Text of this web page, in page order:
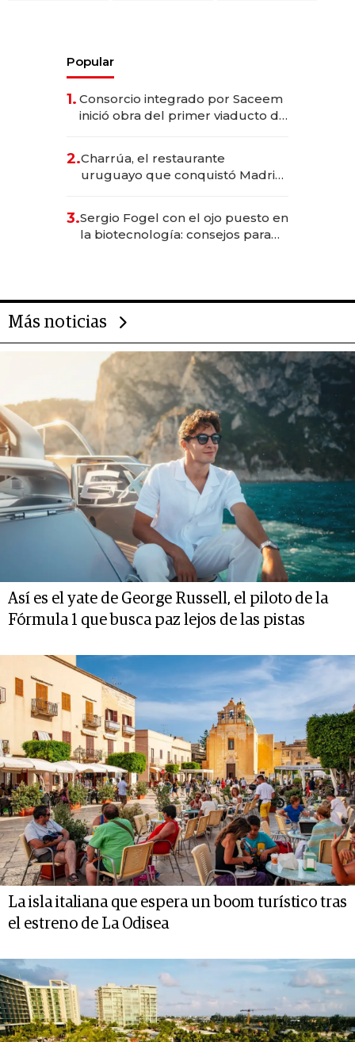
Popular
1. Consorcio integrado por Saceem
inició obra del primer viaducto de
millones
2.Charrúa, el restaurante
uruguayo que conquistó Madrid:
anticipación y prepara apertura
3.Sergio Fogel con el ojo puesto en
la biotecnología: consejos para
Más noticias
Así es el yate de George Russell, el piloto de la
Fórmula 1 que busca paz lejos de las pistas
La isla italiana que espera un boom turístico tras
el estreno de La Odisea